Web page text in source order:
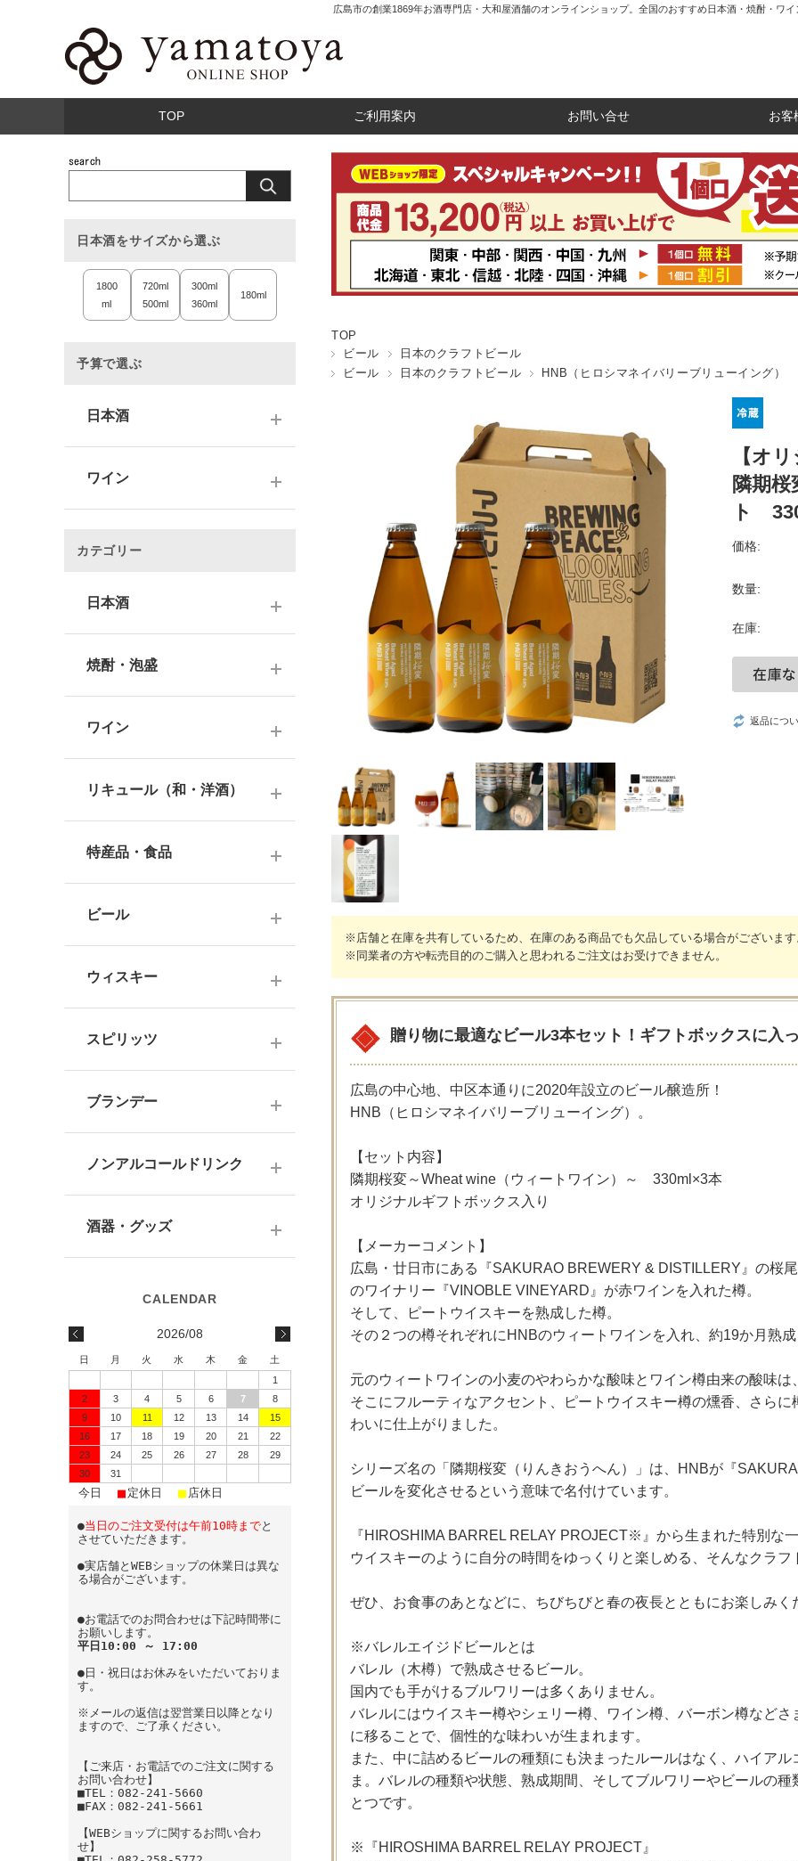
広島市の創業1869年お酒専門店・大和屋酒舗のオンラインショップ。全国のおすすめ日本酒・焼酎・ワイ
TOP ご利用案内 お問い合せ お客
TOP
ビール
日本のクラフトビール
ビール
日本のクラフトビール HNB（ヒロシマネイバリーブリューイング）
【オ
隣期
ト
価格:
数量:
在庫:
返品につ
※店舗と在庫を共有しているため、在庫のある商品でも欠品している場合がございます
※同業者の方や転売目的のご購入と思われるご注文はお受けできません。
贈り物に最適なビール3本セット！ギフトボックスに入っ
広島の中心地、中区本通りに2020年設立のビール醸造所！
HNB（ヒロシマネイバリーブリューイング）。
【セット内容】
隣期桜変～Wheat wine（ウィートワイン）～ 330ml×3本
オリジナルギフトボックス入り
【メーカーコメント】
広島・廿日市にある『SAKURAO BREWERY & DISTILLERY』の桜
のワイナリー『VINOBLE VINEYARD』が赤ワインを入れた樽。
そして、ピートウイスキーを熟成した樽。
その２つの樽それぞれにHNBのウィートワインを入れ、約19か月熟成
元のウィートワインの小麦のやわらかな酸味とワイン樽由来の酸味は
そこにフルーティなアクセント、ピートウイスキー樽の燻香、さら
わいに仕上がりました。
シリーズ名の「隣期桜変（りんきおうへん）」は、HNBが『
ビールを変化させるという意味で名付けています。
『HIROSHIMA BARREL RELAY PROJECT※』から生まれた特別な一
ウイスキーのように自分の時間をゆっくりと楽しめる、そんなクラフ
ぜひ、お食事のあとなどに、ちびちびと春の夜長とともにお楽しみく
※バレルエイジドビールとは
バレル（木樽）で熟成させるビール。
国内でも手がけるブルワリーは多くありません。
バレルにはウイスキー樽やシェリー樽、ワイン樽、バーボン樽など
に移ることで、個性的な味わいが生まれます。
また、中に詰めるビールの種類にも決まったルールはなく、ハイア
ま。バレルの種類や状態、熟成期間、そしてブルワリーやビールの
とつです。
※『HIROSHIMA BARREL RELAY PROJECT』
日本酒をサイズから選ぶ
1800
ml
720ml
500ml
300ml
360ml
180ml
予算で選ぶ
日本酒
10,001円～
3000円台
4000円台
5000円台
ワイン
2,001～3,000円
3,001～5,000円
5,001～10,000円
カテゴリー
日本酒
大吟醸酒
純米吟醸酒
吟醸酒
普通酒
お燗酒
にごり酒・発泡・その他
中部・北陸の日本酒
九州の日本酒
日本酒-720ml・500ml
日本酒-300ml・360ml
日本酒-180ml
飲みきりサイズ
焼酎・泡盛
芋焼酎
麦焼酎
米焼酎
黒糖焼酎
ワイン
ドイツワイン
海外産ワイン
赤ワイン
シャンパーニュ
スパークリングワイン
オレンジワイン
リキュール（和・洋酒）
果実酒・その他
シリーズで選ぶ
特産品・食品
おつまみ
健康志向・免疫力アップ
調味料
ビール
ウィスキー
その他ウイスキー
国産洋酒
スピリッツ
ラム
テキーラ
ブランデー
ノンアルコールドリンク
酒器・グッズ
蔵元エコバッグ
2026/08
日 月 火 水 木 金
土
1
2
3 4 5 6 7
8
9
10 11 12 13 14
15
16
17 18 19 20 21
22
23
24 25 26 27 28
29
30
31
今日 ■ 定休日 ■ 店休日
●当日のご注文受付は午前10時までと
させていただきます。
●実店舗とWEBショップの休業日は異な
る場合がございます。
●お電話でのお問合わせは下記時間帯に
お願いします。
平日10:00 ～ 17:00
●日・祝日はお休みをいただいておりま
す。
※メールの返信は翌営業日以降となり
ますので、ご了承ください。
【ご来店・お電話でのご注文に関する
お問い合わせ】
■TEL：082-241-5660
■FAX：082-241-5661
【WEBショップに関するお問い合わ
せ】